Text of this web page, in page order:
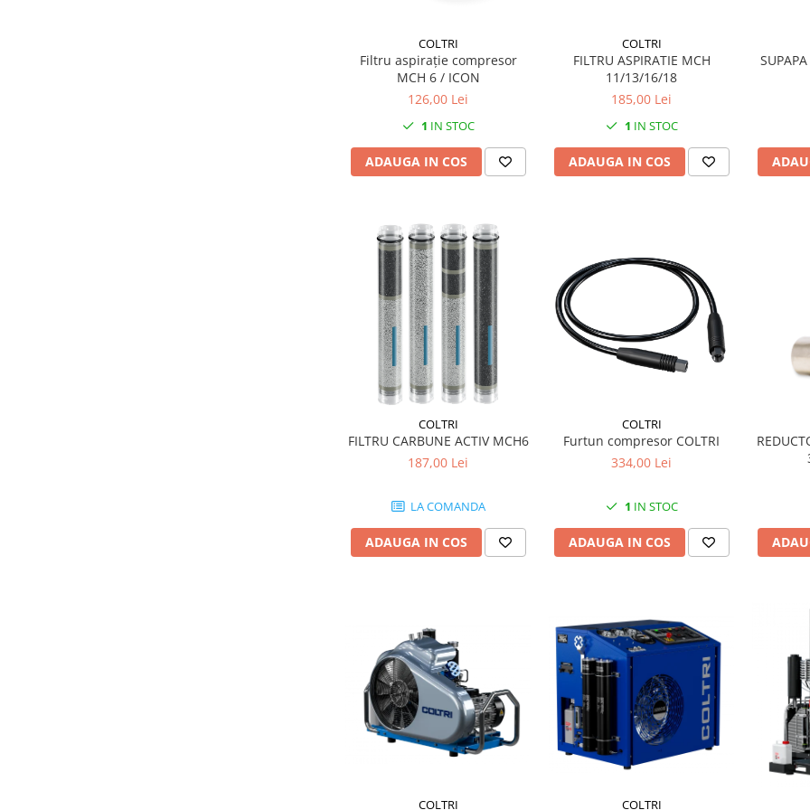
COLTRI
Filtru aspirație compresor
MCH 6 / ICON
126,00 Lei
1 IN STOC
ADAUGA IN COS
COLTRI
FILTRU ASPIRATIE MCH
11/13/16/18
185,00 Lei
1 IN STOC
ADAUGA IN COS
COLTRI
FILTRU CARBUNE ACTIV MCH6
187,00 Lei
LA COMANDA
ADAUGA IN COS
COLTRI
Furtun compresor COLTRI
334,00 Lei
1 IN STOC
ADAUGA IN COS
COLTRI COLTRI